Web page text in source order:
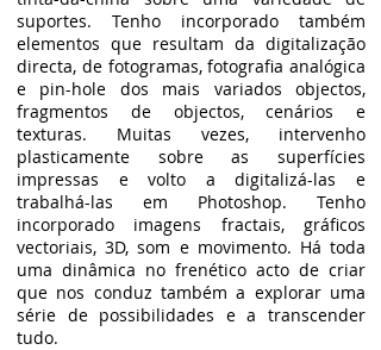
suportes. Tenho incorporado também
elementos que resultam da digitalização
directa, de fotogramas, fotografia analógica
e pin-hole dos mais variados objectos,
fragmentos de objectos, cenários e
texturas. Muitas vezes, intervenho
plasticamente sobre as superfícies
impressas e volto a digitalizá-las e
trabalhá-las em Photoshop. Tenho
incorporado imagens fractais, gráficos
vectoriais, 3D, som e movimento. Há toda
uma dinâmica no frenético acto de criar
que nos conduz também a explorar uma
série de possibilidades e a transcender
tudo.